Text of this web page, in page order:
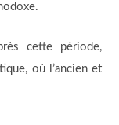
cette période,
où l’ancien et